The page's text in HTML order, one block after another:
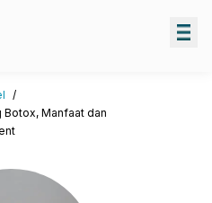
/
Botox, Manfaat dan